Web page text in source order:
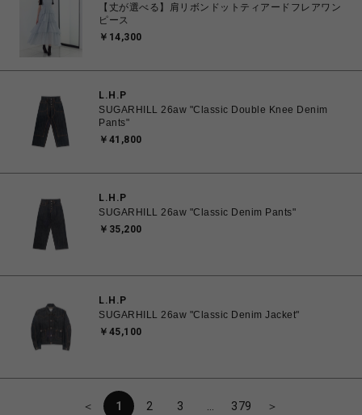
【丈が選べる】肩リボンドットティアードフレアワン
ピース
￥14,300
L.H.P
SUGARHILL 26aw "Classic Double Knee Denim
Pants"
￥41,800
L.H.P
SUGARHILL 26aw "Classic Denim Pants"
￥35,200
L.H.P
SUGARHILL 26aw "Classic Denim Jacket"
￥45,100
＜ 1 2 3 379 ＞